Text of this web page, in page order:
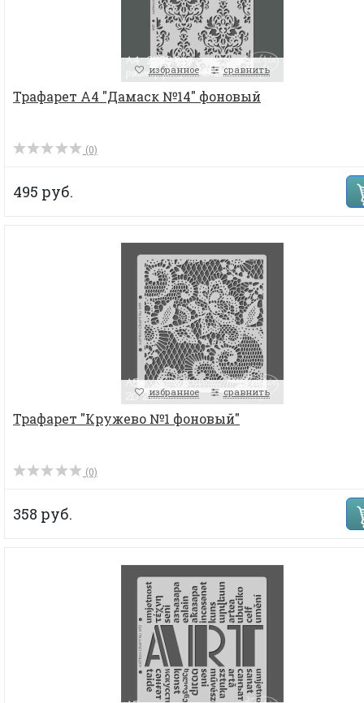
избранное сравнить
Трафарет А4 "Дамаск №14" фоновый
(0)
495 руб.
избранное сравнить
Трафарет "Кружево №1 фоновый"
(0)
358 руб.